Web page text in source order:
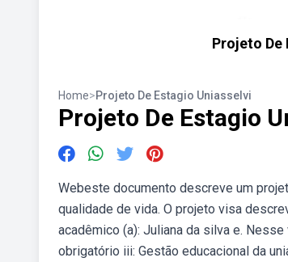
Projeto De
Home>Projeto De Estagio Uniasselvi
Projeto De Estagio
Webeste documento descreve um
qualidade de vida. O projeto visa
acadêmico (a): Juliana da silva e.
obrigatório iii: Gestão educacional da